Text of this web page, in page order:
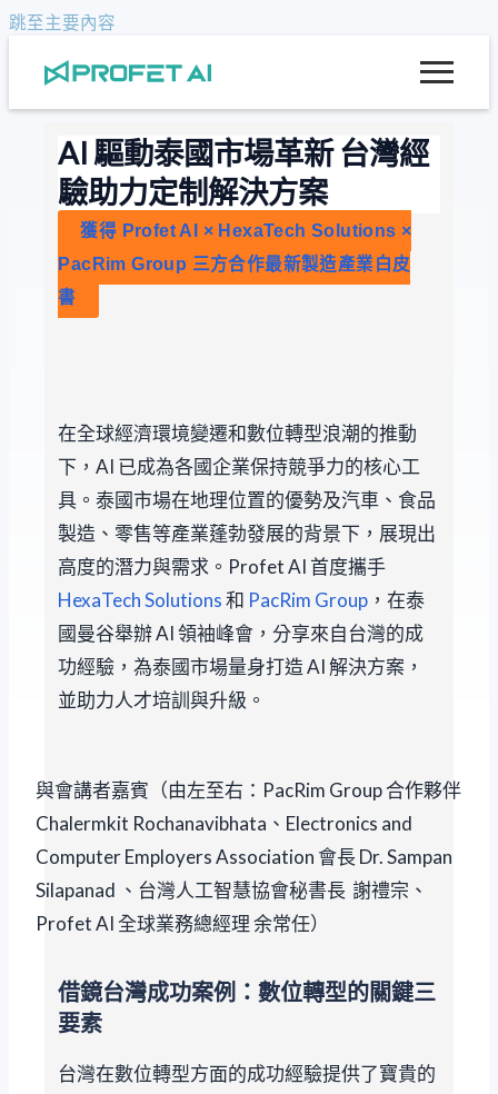
跳至主要內容
AI 驅動泰國市場革新 台灣經
驗助力定制解決方案
獲得 Profet AI × HexaTech Solutions ×
PacRim Group 三方合作最新製造產業白皮
書
在全球經濟環境變遷和數位轉型浪潮的推動
下，AI 已成為各國企業保持競爭力的核心工
具。泰國市場在地理位置的優勢及汽車、食品
製造、零售等產業蓬勃發展的背景下，展現出
高度的潛力與需求。Profet AI 首度攜手
HexaTech Solutions和 PacRim Group ，在泰
國曼谷舉辦 AI 領袖峰會，分享來自台灣的成
功經驗，為泰國市場量身打造 AI 解決方案，
並助力人才培訓與升級。
與會講者嘉賓（由左至右：PacRim Group 合作夥伴
Chalermkit Rochanavibhata、Electronics and
Computer Employers Association 會長 Dr. Sampan
Silapanad 、台灣人工智慧協會秘書長 謝禮宗、
Profet AI 全球業務總經理 余常任）
借鏡台灣成功案例：數位轉型的關鍵三
要素
台灣在數位轉型方面的成功經驗提供了寶貴的